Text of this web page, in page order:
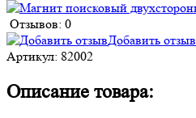
Отзывов: 0
Добавить отзыв
Артикул: 82002
Описание товара: